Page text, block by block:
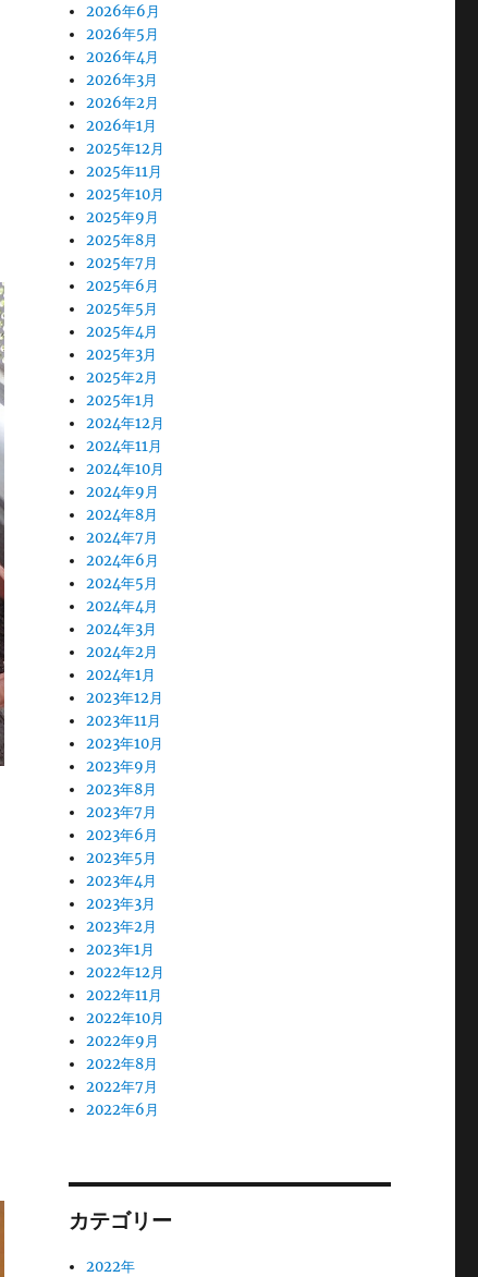
2026年6月
2026年5月
2026年4月
2026年3月
2026年2月
2026年1月
2025年12月
2025年11月
2025年10月
2025年9月
2025年8月
2025年7月
2025年6月
2025年5月
2025年4月
2025年3月
2025年2月
2025年1月
2024年12月
2024年11月
2024年10月
2024年9月
2024年8月
2024年7月
2024年6月
2024年5月
2024年4月
2024年3月
2024年2月
2024年1月
2023年12月
2023年11月
2023年10月
2023年9月
2023年8月
2023年7月
2023年6月
2023年5月
2023年4月
2023年3月
2023年2月
2023年1月
2022年12月
2022年11月
2022年10月
2022年9月
2022年8月
2022年7月
2022年6月
カテゴリー
2022年